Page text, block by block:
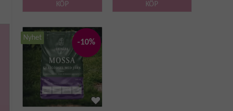
KÖP KÖP
-10%
Nyhet